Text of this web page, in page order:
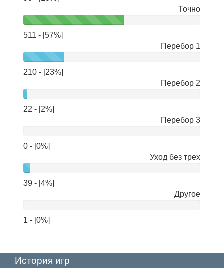
Точно
511 - [57%]
Перебор 1
210 - [23%]
Перебор 2
22 - [2%]
Перебор 3
0 - [0%]
Уход без трех
39 - [4%]
Другое
1 - [0%]
История игр